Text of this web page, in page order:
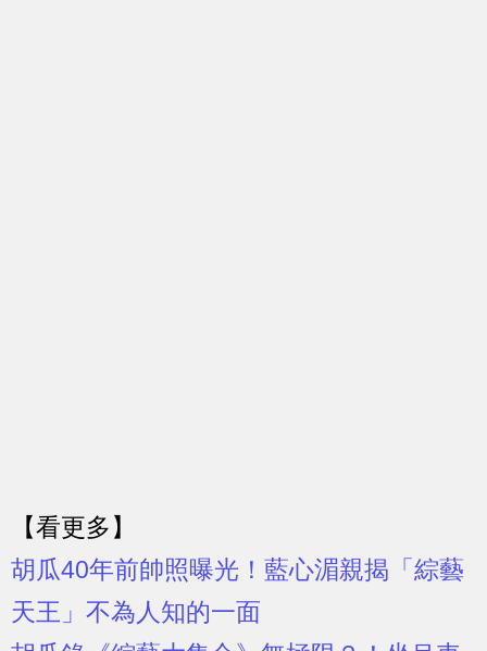
【看更多】
胡瓜40年前帥照曝光！藍心湄親揭「綜藝
天王」不為人知的一面